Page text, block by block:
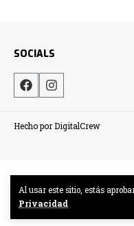
Al usar este sitio, estás
Privacidad
SOCIALS
Hecho por DigitalCrew